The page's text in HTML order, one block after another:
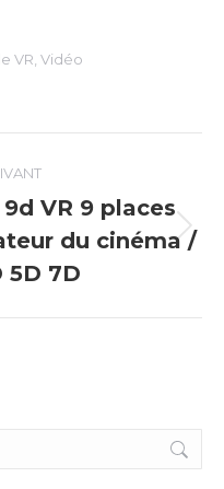
VR Vidéo
VR 9 places
du cinéma /
5D 7D